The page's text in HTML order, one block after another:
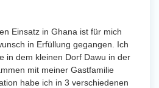
Einsatz in Ghana ist für mich
in Erfüllung gegangen. Ich
in dem kleinen Dorf Dawu in der
mit meiner Gastfamilie
habe ich in 3 verschiedenen